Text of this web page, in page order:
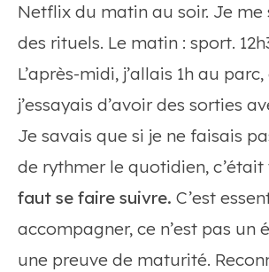
Netflix du matin au soir. Je me
des rituels. Le matin : sport.
L’après-midi, j’allais 1h au
j’essayais d’avoir des sorties
Je savais que si je ne faisais
de rythmer le quotidien, c’était
faut se faire suivre. C’est
accompagner, ce n’est pas un
une preuve de maturité.